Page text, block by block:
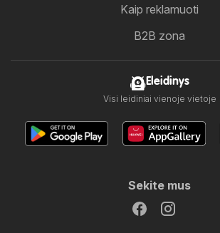
Kaip reklamuoti
B2B zona
Eleidinys
Visi leidiniai vienoje vietoje
Sekite mus